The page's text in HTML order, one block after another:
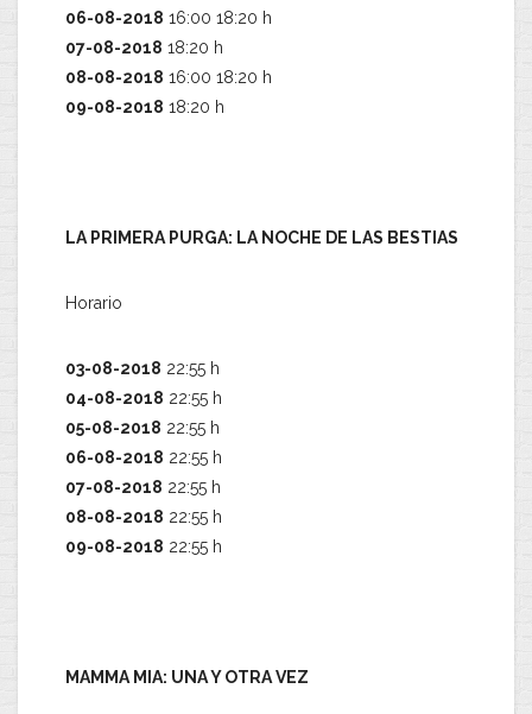
06-08-2018 16:00 18:20 h
07-08-2018 18:20 h
08-08-2018 16:00 18:20 h
09-08-2018 18:20 h
LA PRIMERA PURGA: LA NOCHE DE LAS BESTIAS
Horario
03-08-2018 22:55 h
04-08-2018 22:55 h
05-08-2018 22:55 h
06-08-2018 22:55 h
07-08-2018 22:55 h
08-08-2018 22:55 h
09-08-2018 22:55 h
MAMMA MIA: UNA Y OTRA VEZ